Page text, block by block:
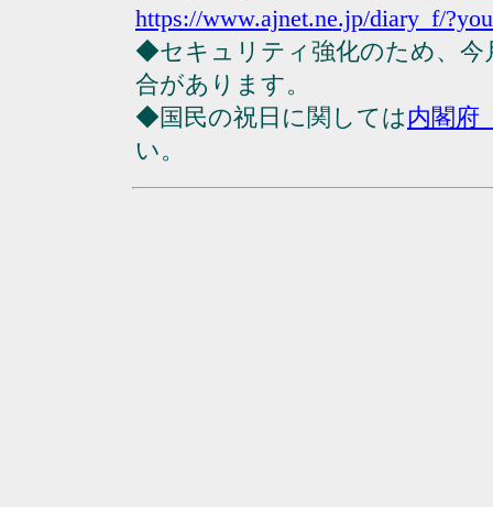
https://www.ajnet.ne.jp/diary_f/
◆セキュリティ強化のため、今
合があります。
◆国民の祝日に関しては内閣府
い。